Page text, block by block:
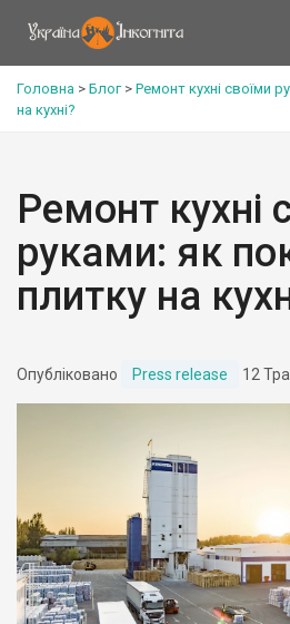
Головна > Блог> Ремонт кухні своїми
на кухні?
Ремонт кухні
руками: як
плитку на
Опубліковано Press release 12